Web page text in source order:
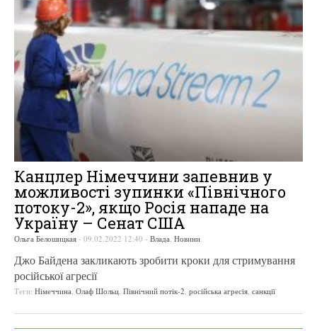
Канцлер Німеччини запевнив у
можливості зупинки «Північного
потоку-2», якщо Росія нападе на
Україну – Сенат США
Ольга Белошицкая - 09.02.2022 12:40 - Влада Новини
Джо Байдена закликають зробити кроки для стримування
російської агресії
Теги: Німеччина Олаф Шольц Північний потік-2 російська агресія санкції